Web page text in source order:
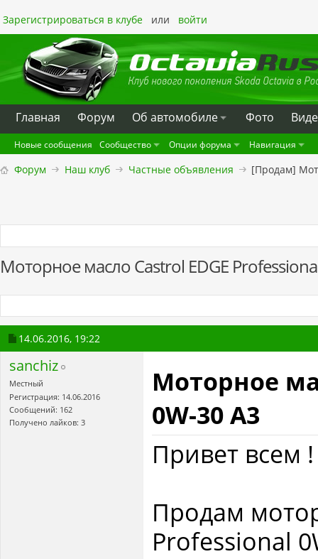
Зарегистрироваться в клубе или войти
Главная Форум Oб автомобиле Фото
Новые сообщения Сообщество Опции форума Навигация
Форум Наш клуб Частные объявления [Продам]
Моторное масло Castrol EDGE
14.06.2016, 19:22
sanchiz
Местный
Регистрация: 14.06.2016
Сообщений: 162
Получено лайков: 3
Моторное
0W-30 A3
Привет всем !
Продам
Professional